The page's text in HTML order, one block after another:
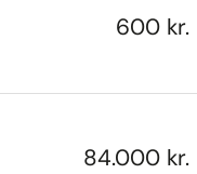
600 kr.
84.000 kr.